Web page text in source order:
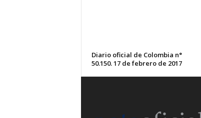
Diario oficial de Colombia n°
50.150. 17 de febrero de 2017